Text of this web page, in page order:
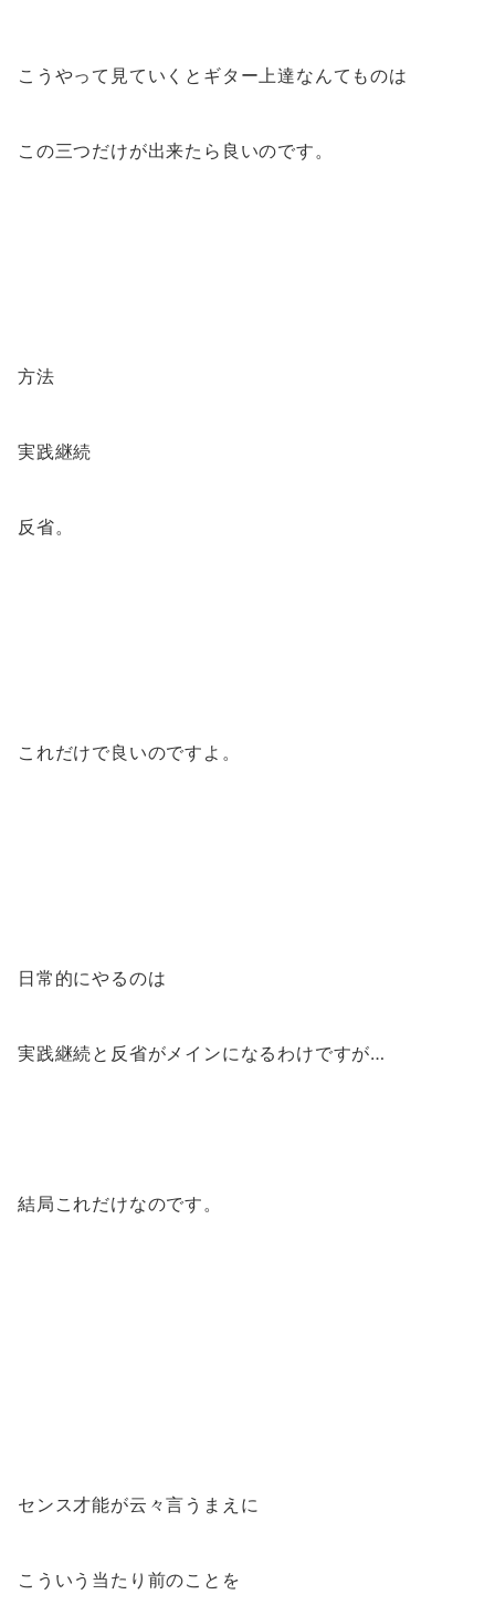
こうやって見ていくとギター上達なんてものは
この三つだけが出来たら良いのです。
方法
実践継続
反省。
これだけで良いのですよ。
日常的にやるのは
実践継続と反省がメインになるわけですが…
結局これだけなのです。
センス才能が云々言うまえに
こういう当たり前のことを